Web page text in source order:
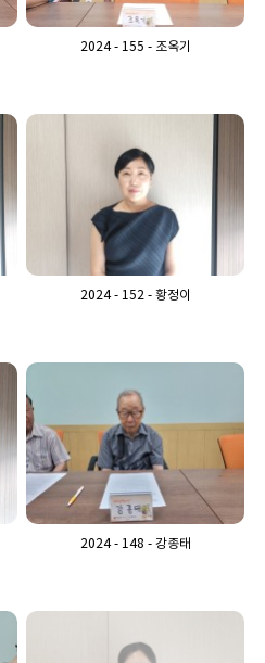
2024 - 155 - 조옥기
2024 - 152 - 황정이
2024 - 148 - 강종태